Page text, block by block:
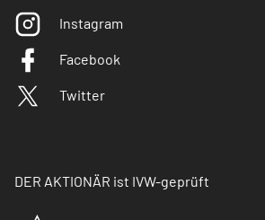
Instagram
Facebook
Twitter
DER AKTIONÄR ist IVW-geprüft